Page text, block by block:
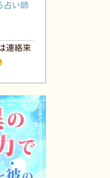
占い師
連絡来